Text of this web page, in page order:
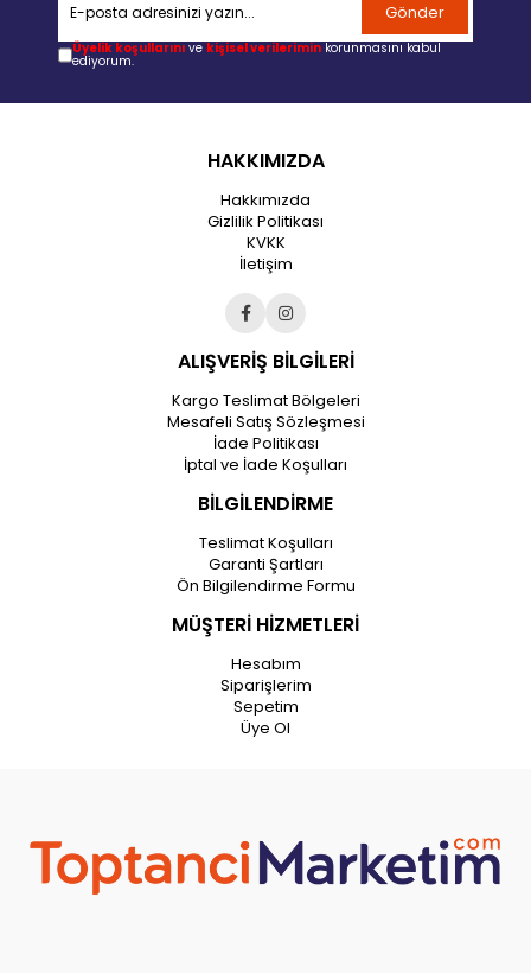
Gönder
Üyelik koşullarını ve kişisel verilerimin korunmasını kabul
ediyorum.
HAKKIMIZDA
Hakkımızda
Gizlilik Politikası
KVKK
İletişim
ALIŞVERİŞ BİLGİLERİ
Kargo Teslimat Bölgeleri
Mesafeli Satış Sözleşmesi
İade Politikası
İptal ve İade Koşulları
BİLGİLENDİRME
Teslimat Koşulları
Garanti Şartları
Ön Bilgilendirme Formu
MÜŞTERİ HİZMETLERİ
Hesabım
Siparişlerim
Sepetim
Üye Ol